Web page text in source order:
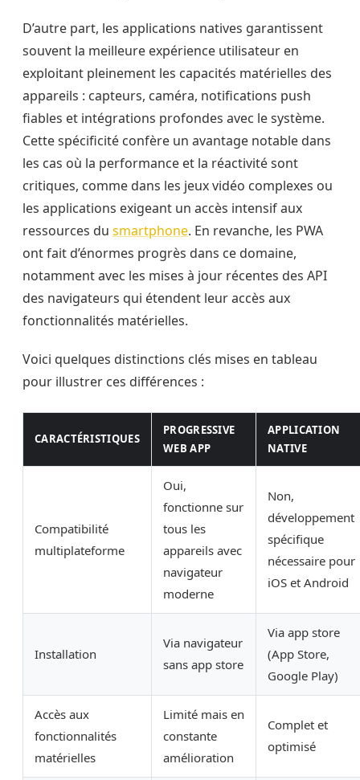
D’autre part, les applications natives garantissent
souvent la meilleure expérience utilisateur en
exploitant pleinement les capacités matérielles des
appareils : capteurs, caméra, notifications push
fiables et intégrations profondes avec le système.
Cette spécificité confère un avantage notable dans
les cas où la performance et la réactivité sont
critiques, comme dans les jeux vidéo complexes ou
les applications exigeant un accès intensif aux
ressources du smartphone. En revanche, les PWA
ont fait d’énormes progrès dans ce domaine,
notamment avec les mises à jour récentes des API
des navigateurs qui étendent leur accès aux
fonctionnalités matérielles.
Voici quelques distinctions clés mises en tableau
pour illustrer ces différences :
CARACTÉRISTIQUES
PROGRESSIVE
WEB APP
APPLICATION
NATIVE
Compatibilité
multiplateforme
Oui,
fonctionne sur
tous les
appareils avec
navigateur
moderne
Non,
développement
spécifique
nécessaire pour
iOS et Android
Installation
Via navigateur
sans app store
Via app store
(App Store,
Google Play)
Accès aux
fonctionnalités
matérielles
Limité mais en
constante
amélioration
Complet et
optimisé